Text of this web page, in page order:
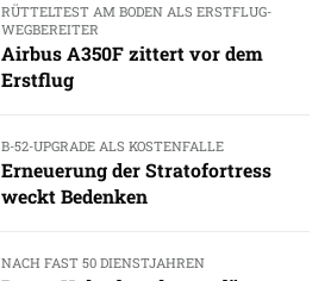
RÜTTELTEST AM BODEN ALS ERSTFLUG-
WEGBEREITER
Airbus A350F zittert vor dem
Erstflug
B-52-UPGRADE ALS KOSTENFALLE
Erneuerung der Stratofortress
weckt Bedenken
NACH FAST 50 DIENSTJAHREN